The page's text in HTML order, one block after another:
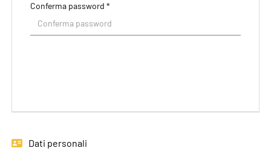
CV
Lingua
IT
Conferma password *
Dati personali